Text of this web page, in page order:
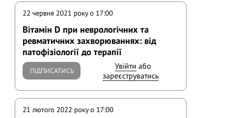
22 червня 2021 року o 17:00
Вітамін D при неврологічних та
ревматичних захворюваннях: від
патофізіології до терапії
ПІДПИСАТИСЬ Увійти або
зареєструватись
21 лютого 2022 року o 17:00